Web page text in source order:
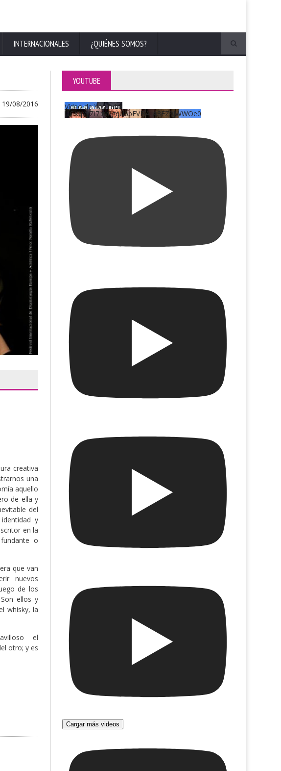
INTERNACIONALES ¿QUIÉNES SOMOS?
19/08/2016
creativa
una
aquello
de ella y
del
y
en la
o
que van
nuevos
de los
ellos y
whisky, la
el
otro; y es
YOUTUBE
Vídeo de YouTube
UCKqYjiZi7lzy6gqU6pFVFiA_A3EZ9JWWOe0
Cargar más videos